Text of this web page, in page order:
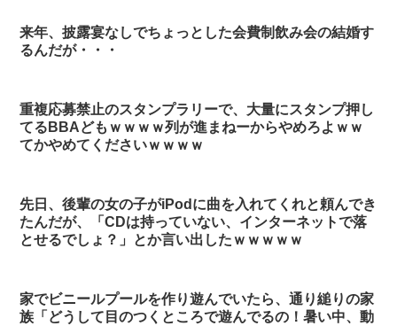
来年、披露宴なしでちょっとした会費制飲み会の結婚す
るんだが・・・
重複応募禁止のスタンプラリーで、大量にスタンプ押し
てるBBAどもｗｗｗｗ列が進まねーからやめろよｗｗ
てかやめてくださいｗｗｗｗ
先日、後輩の女の子がiPodに曲を入れてくれと頼んでき
たんだが、「CDは持っていない、インターネットで落
とせるでしょ？」とか言い出したｗｗｗｗｗ
家でビニールプールを作り遊んでいたら、通り縋りの家
族「どうして目のつくところで遊んでるの！暑い中、動